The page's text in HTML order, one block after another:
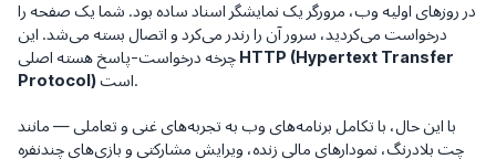
در روزهای اولیه وب، مرورگر یک نمایشگر اسناد ساده بود. شما یک صفحه را
درخواست می‌کردید، سرور آن را رندر می‌کرد و اتصال بسته می‌شد. این
HTTP (Hypertext Transfer
Protocol)
است.
با این حال، با تکامل برنامه‌های وب به تجربه‌های غنی و تعاملی — مانند
چت بلادرنگ، نمودارهای مالی زنده، ویرایش مشارکتی و بازی‌های چندنفره